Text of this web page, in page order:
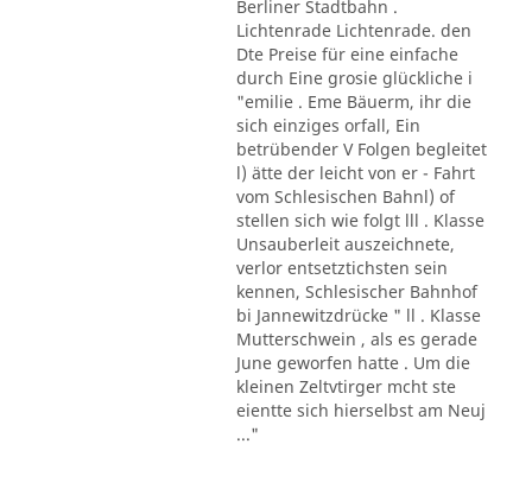
Berliner Stadtbahn .
Lichtenrade Lichtenrade. den
Dte Preise für eine einfache
durch Eine grosie glückliche i
"emilie . Eme Bäuerm, ihr die
sich einziges orfall, Ein
betrübender V Folgen begleitet
l) ätte der leicht von er - Fahrt
vom Schlesischen Bahnl) of
stellen sich wie folgt lll . Klasse
Unsauberleit auszeichnete,
verlor entsetztichsten sein
kennen, Schlesischer Bahnhof
bi Jannewitzdrücke " ll . Klasse
Mutterschwein , als es gerade
June geworfen hatte . Um die
kleinen Zeltvtirger mcht ste
eientte sich hierselbst am Neuj
..."